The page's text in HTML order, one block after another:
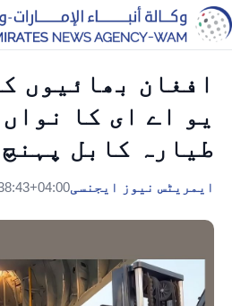
افغان بھائیوں
یو اے ای کا
طیارہ کابل پہنچ
ایمریٹس نیوز ایجنسی